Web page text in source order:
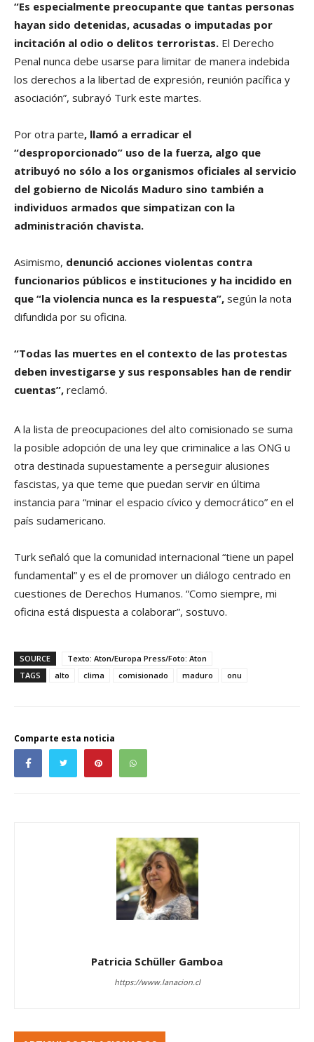
“Es especialmente preocupante que tantas personas
hayan sido detenidas, acusadas o imputadas por
incitación al odio o delitos terroristas. El Derecho
Penal nunca debe usarse para limitar de manera indebida
los derechos a la libertad de expresión, reunión pacífica y
asociación”, subrayó Turk este martes.
Por otra parte, llamó a erradicar el
“desproporcionado” uso de la fuerza, algo que
atribuyó no sólo a los organismos oficiales al servicio
del gobierno de Nicolás Maduro sino también a
individuos armados que simpatizan con la
administración chavista.
Asimismo, denunció acciones violentas contra
funcionarios públicos e instituciones y ha incidido en
que “la violencia nunca es la respuesta”, según la nota
difundida por su oficina.
“Todas las muertes en el contexto de las protestas
deben investigarse y sus responsables han de rendir
cuentas”, reclamó.
A la lista de preocupaciones del alto comisionado se suma
la posible adopción de una ley que criminalice a las ONG u
otra destinada supuestamente a perseguir alusiones
fascistas, ya que teme que puedan servir en última
instancia para “minar el espacio cívico y democrático” en el
país sudamericano.
Turk señaló que la comunidad internacional “tiene un papel
fundamental” y es el de promover un diálogo centrado en
cuestiones de Derechos Humanos. “Como siempre, mi
oficina está dispuesta a colaborar”, sostuvo.
SOURCE
Texto: Aton/Europa Press/Foto: Aton
TAGS
alto clima comisionado maduro onu
Comparte esta noticia
Patricia Schüller Gamboa
https://www.lanacion.cl